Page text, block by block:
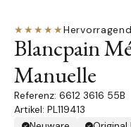
★★★★★Hervorragend
Blancpain
Manuelle
6612 3616 55B
Artikel: PL119413